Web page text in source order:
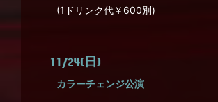
(1ドリンク代￥600別)
11/24(日)
カラーチェンジ公演